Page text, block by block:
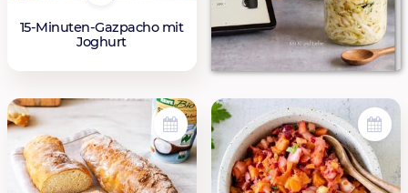
15-Minuten-Gazpacho mit
Joghurt